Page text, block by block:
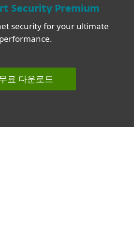
Security Premium
security for your ultimate
performance.
료 다운로드